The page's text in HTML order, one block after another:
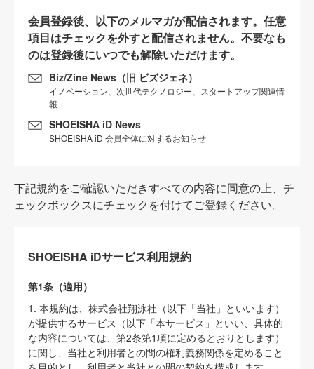
会員登録後、以下のメルマガが配信されます。任意
項目はチェックを外すと配信されません。不要なも
のは登録後にいつでも解除いただけます。
Biz/Zine News（旧 ビズジェネ）
イノベーション、次世代テクノロジー、スタートアップ関連情
報
SHOEISHA iD News
SHOEISHA iD 会員全体に対するお知らせ
下記規約をご確認いただきすべての内容に同意の上、チ
ェックボックスにチェックを付けてご登録ください。
SHOEISHA iDサービス利用規約
第1条（適用）
1. 本規約は、株式会社翔泳社（以下「当社」といいます）
が提供するサービス（以下「本サービス」といい、具体的
な内容については、第2条第1項に定めるとおりとします）
に関し、当社と利用者との間の権利義務関係を定めること